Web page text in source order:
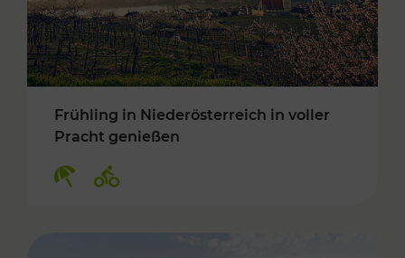
Frühling in Niederösterreich in voller
Pracht genießen